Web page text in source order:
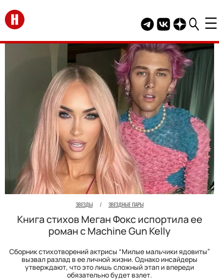
Перейти на главную
Telegram канал
Группа HELLO
Канал
ЗВЕЗДЫ / ЗВЕЗДНЫЕ ПАРЫ
Книга стихов Меган Фокс испортила ее
роман с Machine Gun Kelly
Сборник стихотворений актрисы “Милые мальчики ядовиты”
вызвал разлад в ее личной жизни. Однако инсайдеры
утверждают, что это лишь сложный этап и впереди
обязательно будет взлет.